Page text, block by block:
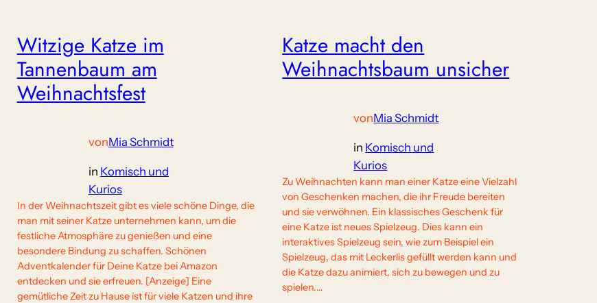
Witzige Katze im
Tannenbaum am
Weihnachtsfest
vonMia Schmidt
in Komisch und
Kurios
In der Weihnachtszeit gibt es viele schöne Dinge, die
man mit seiner Katze unternehmen kann, um die
festliche Atmosphäre zu genießen und eine
besondere Bindung zu schaffen. Schönen
Adventkalender für Deine Katze bei Amazon
entdecken und sie erfreuen. [Anzeige] Eine
gemütliche Zeit zu Hause ist für viele Katzen und ihre
Katze macht den
Weihnachtsbaum unsicher
vonMia Schmidt
in Komisch und
Kurios
Zu Weihnachten kann man einer Katze eine Vielzahl
von Geschenken machen, die ihr Freude bereiten
und sie verwöhnen. Ein klassisches Geschenk für
eine Katze ist neues Spielzeug. Dies kann ein
interaktives Spielzeug sein, wie zum Beispiel ein
Spielzeug, das mit Leckerlis gefüllt werden kann und
die Katze dazu animiert, sich zu bewegen und zu
spielen.…